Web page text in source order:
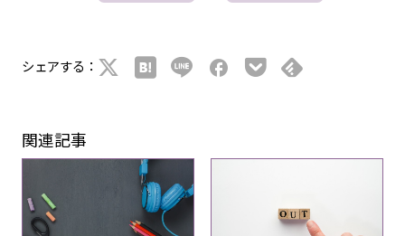
シェアする：
関連記事